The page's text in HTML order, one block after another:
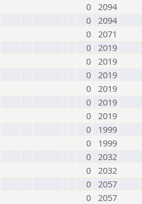
0 2094
0 2094
0 2071
0 2019
0 2019
0 2019
0 2019
0 2019
0 2019
0
1999
0
1999
0 2032
0 2032
0 2057
0 2057